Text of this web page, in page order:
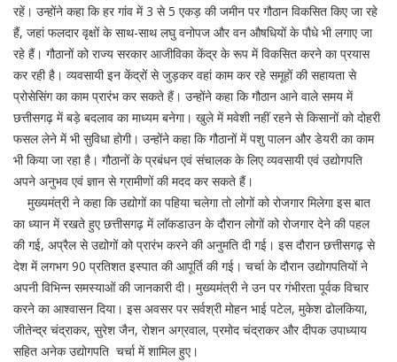
रहें। उन्होंने कहा कि हर गांव में 3 से 5 एकड़ की जमीन पर गौठान विकसित किए जा रहे
हैं, जहां फलदार वृक्षों के साथ-साथ लघु वनोपज और वन औषधियों के पौधे भी लगाए जा
रहे हैं। गौठानों को राज्य सरकार आजीविका केंद्र के रूप में विकसित करने का प्रयास
कर रही है। व्यवसायी इन केंद्रों से जुड़कर वहां काम कर रहे समूहों की सहायता से
प्रोसेसिंग का काम प्रारंभ कर सकते हैं। उन्होंने कहा कि गौठान आने वाले समय में
छत्तीसगढ़ में बड़े बदलाव का माध्यम बनेगा। खुले में मवेशी नहीं रहने से किसानों को दोहरी
फसल लेने में भी सुविधा होगी। उन्होंने कहा कि गौठानों में पशु पालन और डेयरी का काम
भी किया जा रहा है। गौठानों के प्रबंधन एवं संचालक के लिए व्यवसायी एवं उद्योगपति
अपने अनुभव एवं ज्ञान से ग्रामीणों की मदद कर सकते हैं।
मुख्यमंत्री ने कहा कि उद्योगों का पहिया चलेगा तो लोगों को रोजगार मिलेगा इस बात
का ध्यान में रखते हुए छत्तीसगढ़ में लाॅकडाउन के दौरान लोगों को रोजगार देने की पहल
की गई, अप्रैल से उद्योगों को प्रारंभ करने की अनुमति दी गई। इस दौरान छत्तीसगढ़ से
देश में लगभग 90 प्रतिशत इस्पात की आपूर्ति की गई। चर्चा के दौरान उद्योगपतियों ने
अपनी विभिन्न समस्याओं की जानकारी दी। मुख्यमंत्री ने उन पर गंभीरता पूर्वक विचार
करने का आश्वासन दिया। इस अवसर पर सर्वश्री मोहन भाई पटेल, मुकेश ढोलकिया,
जीतेन्द्र चंद्राकर, सुरेश जैन, रोशन अग्रवाल, प्रमोद चंद्राकर और दीपक उपाध्याय
सहित अनेक उद्योगपति चर्चा में शामिल हुए।